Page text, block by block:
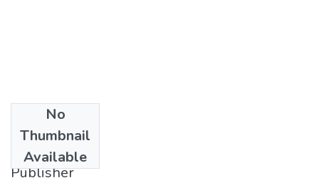
No
Thumbnail
Available
1997
Publisher